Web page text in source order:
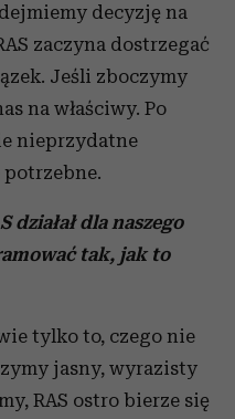
decyzję na
zaczyna dostrzegać
Jeśli zboczymy
na właściwy. Po
nieprzydatne
działał dla naszego
tak, jak to
tylko to, czego nie
jasny, wyrazisty
RAS ostro bierze się